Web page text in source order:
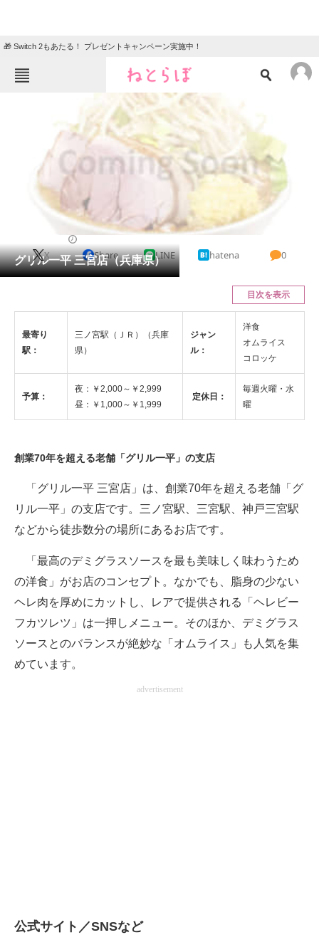
🎁 Switch 2もあたる！ プレゼントキャンペーン実施中！
ニュース
クイズ
地域
リサーチ
会員記事
ITの今と未来を見通す
進化するPCとデバイスの未来
AI活用のいまが分かる
企業ITのトレンドを詳説
経営リーダーのコミュニティ
ITエンジニア向け専門サイト
グリル一平 三宮店（兵庫県）
X Share LINE hatena 0
目次を表示
最寄り
駅：
三ノ宮駅（ＪＲ）（兵庫
県）
ジャン
ル：
洋食
オムライス
コロッケ
予算：
夜：￥2,000～￥2,999
昼：￥1,000～￥1,999
定休日：
毎週火曜・水
曜
創業70年を超える老舗「グリル一平」の支店
「グリル一平 三宮店」は、創業70年を超える老舗「グ
リル一平」の支店です。三ノ宮駅、三宮駅、神戸三宮駅
などから徒歩数分の場所にあるお店です。
「最高のデミグラスソースを最も美味しく味わうため
の洋食」がお店のコンセプト。なかでも、脂身の少ない
ヘレ肉を厚めにカットし、レアで提供される「ヘレビー
フカツレツ」は一押しメニュー。そのほか、デミグラス
ソースとのバランスが絶妙な「オムライス」も人気を集
めています。
advertisement
公式サイト／SNSなど